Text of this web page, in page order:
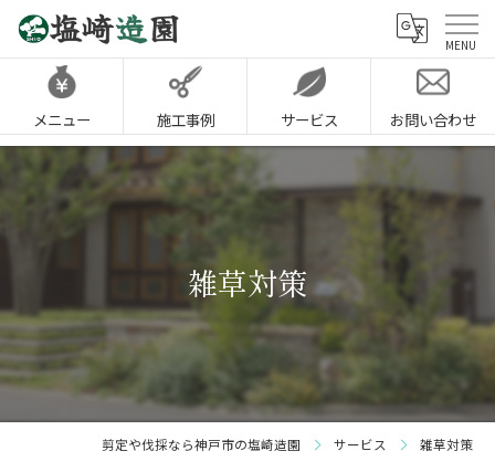
メニュー 施工事例 サービス お問い合わせ
雑草対策
剪定や伐採なら神戸市の塩崎造園 サービス 雑草対策